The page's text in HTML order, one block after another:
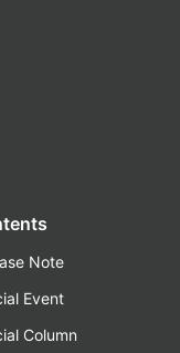
Note
Event
Column